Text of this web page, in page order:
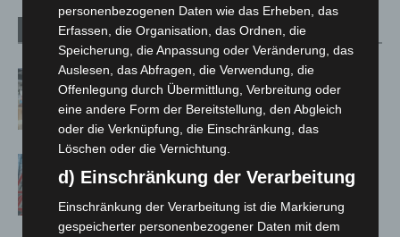
Verwandte Artikel Mehr vom Autor
Kunst trifft Weingenuss: Barbara-
Susann Mehring zeigt ihre Werke im
Jacques’ Wein-Depot Isernhagen
zwischen Hannover-West und
Bothfeld
personenbezogenen Daten wie das Erheben, das
Erfassen, die Organisation, das Ordnen, die
Speicherung, die Anpassung oder Veränderung, das
Auslesen, das Abfragen, die Verwendung, die
Offenlegung durch Übermittlung, Verbreitung oder
eine andere Form der Bereitstellung, den Abgleich
oder die Verknüpfung, die Einschränkung, das
Löschen oder die Vernichtung.
d) Einschränkung der Verarbeitung
Einschränkung der Verarbeitung ist die Markierung
gespeicherter personenbezogener Daten mit dem